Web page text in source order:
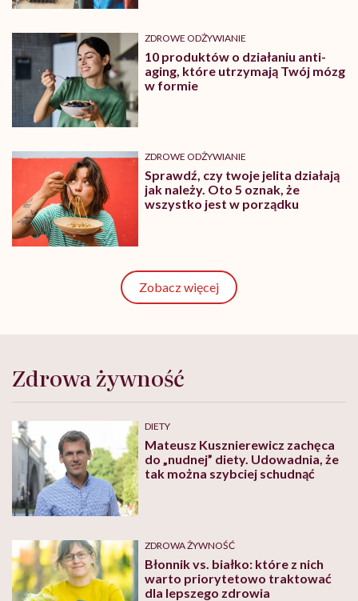
ZDROWE ODŻYWIANIE
10 produktów o działaniu anti-
aging, które utrzymają Twój mózg
w formie
ZDROWE ODŻYWIANIE
Sprawdź, czy twoje jelita działają
jak należy. Oto 5 oznak, że
wszystko jest w porządku
Zobacz więcej
Zdrowa żywność
DIETY
Mateusz Kusznierewicz zachęca
do „nudnej” diety. Udowadnia, że
tak można szybciej schudnąć
ZDROWA ŻYWNOŚĆ
Błonnik vs. białko: które z nich
warto priorytetowo traktować
dla lepszego zdrowia